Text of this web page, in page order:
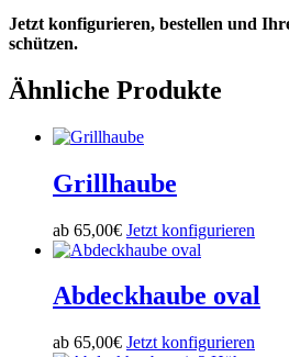
Jetzt konfigurieren, bestellen und
schützen.
Ähnliche Produkte
Grillhaube
ab 65,00€ Jetzt konfigurieren
Abdeckhaube oval
ab 65,00€ Jetzt konfigurieren